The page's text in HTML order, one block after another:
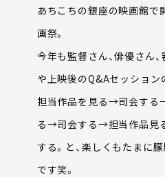
あちこちの銀座の映画館で
画祭。
今年も監督さん、俳優さん
や上映後のQ&Aセッション
担当作品を見る→司会する
る→司会する→担当作品見
する。と、楽しくもたまに
です笑。